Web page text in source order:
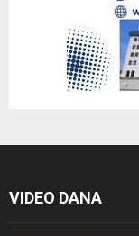
VIDEO DANA